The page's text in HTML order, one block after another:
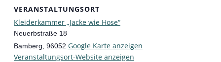
VERANSTALTUNGSORT
Kleiderkammer „Jacke wie Hose“
Neuerbstraße 18
Bamberg 96052 Google Karte anzeigen
Veranstaltungsort-Website anzeigen